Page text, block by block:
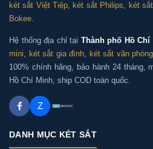
két sắt Việt Tiệp, két sắt Philips, két
Bokee.
Hệ thống địa chỉ tại Thành phố Hồ Chí
mini, két sắt gia đình, két sắt văn phòng
100% chính hãng, bảo hành 24 tháng,
Hồ Chí Minh, ship COD toàn quốc.
Z
DANH MỤC KÉT SẮT